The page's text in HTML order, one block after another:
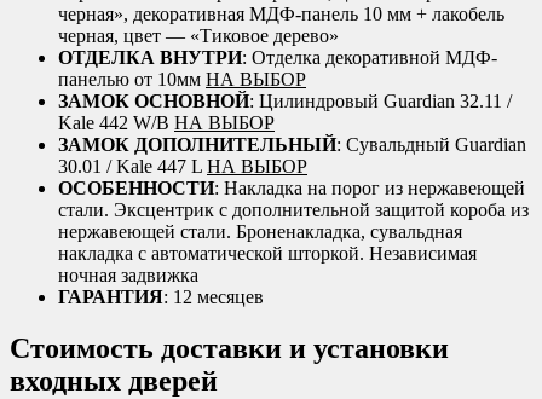
черная», декоративная МДФ-панель 10 мм + лакобель
черная, цвет — «Тиковое дерево»
ОТДЕЛКА ВНУТРИ: Отделка декоративной МДФ-
панелью от 10мм НА ВЫБОР
ЗАМОК ОСНОВНОЙ: Цилиндровый Guardian 32.11 /
Kale 442 W/B НА ВЫБОР
ЗАМОК ДОПОЛНИТЕЛЬНЫЙ: Сувальдный Guardian
30.01 / Kale 447 L НА ВЫБОР
ОСОБЕННОСТИ: Накладка на порог из нержавеющей
стали. Эксцентрик с дополнительной защитой короба из
нержавеющей стали. Броненакладка, сувальдная
накладка с автоматической шторкой. Независимая
ночная задвижка
ГАРАНТИЯ: 12 месяцев
Стоимость доставки и установки
входных дверей